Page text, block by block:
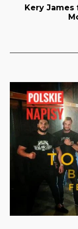
Kery James